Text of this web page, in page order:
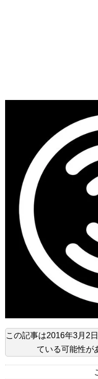
この記事は2016年3月2日
ている可能性が